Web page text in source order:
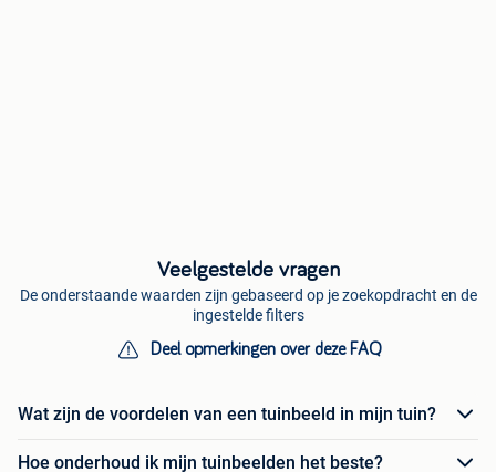
Veelgestelde vragen
De onderstaande waarden zijn gebaseerd op je zoekopdracht en de
ingestelde filters
Deel opmerkingen over deze FAQ
Wat zijn de voordelen van een tuinbeeld in mijn tuin?
Hoe onderhoud ik mijn tuinbeelden het beste?